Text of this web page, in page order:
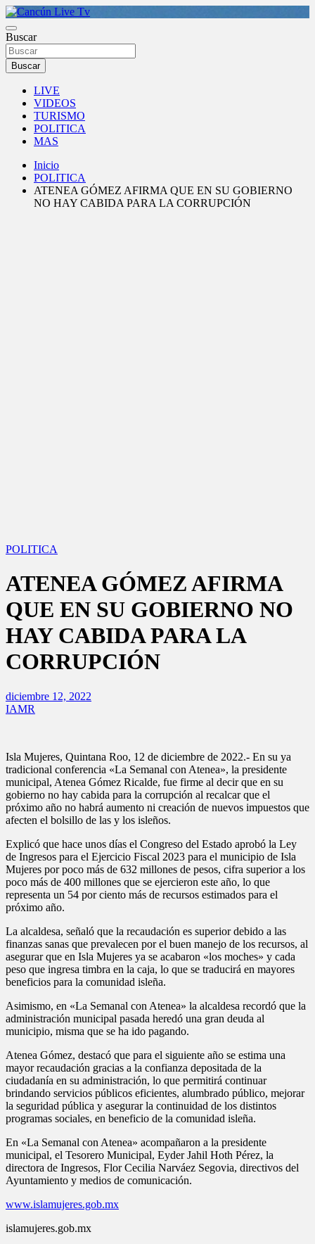
Saltar
al
contenido
Cancún Live Tv
Medio de comunicación en Cancún desde 2004
Buscar
Buscar
LIVE
VIDEOS
TURISMO
POLITICA
MAS
Inicio
POLITICA
ATENEA GÓMEZ AFIRMA QUE EN SU GOBIERNO
NO HAY CABIDA PARA LA CORRUPCIÓN
POLITICA
ATENEA GÓMEZ AFIRMA
QUE EN SU GOBIERNO NO
HAY CABIDA PARA LA
CORRUPCIÓN
diciembre 12, 2022
IAMR
Isla Mujeres, Quintana Roo, 12 de diciembre de 2022.- En su ya
tradicional conferencia «La Semanal con Atenea», la presidente
municipal, Atenea Gómez Ricalde, fue firme al decir que en su
gobierno no hay cabida para la corrupción al recalcar que el
próximo año no habrá aumento ni creación de nuevos impuestos que
afecten el bolsillo de las y los isleños.
Explicó que hace unos días el Congreso del Estado aprobó la Ley
de Ingresos para el Ejercicio Fiscal 2023 para el municipio de Isla
Mujeres por poco más de 632 millones de pesos, cifra superior a los
poco más de 400 millones que se ejercieron este año, lo que
representa un 54 por ciento más de recursos estimados para el
próximo año.
La alcaldesa, señaló que la recaudación es superior debido a las
finanzas sanas que prevalecen por el buen manejo de los recursos, al
asegurar que en Isla Mujeres ya se acabaron «los moches» y cada
peso que ingresa timbra en la caja, lo que se traducirá en mayores
beneficios para la comunidad isleña.
Asimismo, en «La Semanal con Atenea» la alcaldesa recordó que la
administración municipal pasada heredó una gran deuda al
municipio, misma que se ha ido pagando.
Atenea Gómez, destacó que para el siguiente año se estima una
mayor recaudación gracias a la confianza depositada de la
ciudadanía en su administración, lo que permitirá continuar
brindando servicios públicos eficientes, alumbrado público, mejorar
la seguridad pública y asegurar la continuidad de los distintos
programas sociales, en beneficio de la comunidad isleña.
En «La Semanal con Atenea» acompañaron a la presidente
municipal, el Tesorero Municipal, Eyder Jahil Hoth Pérez, la
directora de Ingresos, Flor Cecilia Narváez Segovia, directivos del
Ayuntamiento y medios de comunicación.
www.islamujeres.gob.mx
islamujeres.gob.mx